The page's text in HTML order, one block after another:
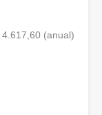
(anual)